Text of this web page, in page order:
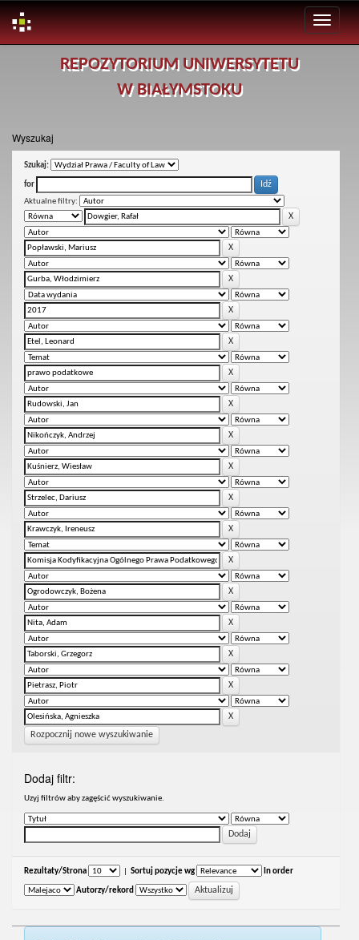
REPOZYTORIUM UNIWERSYTETU
W BIAŁYMSTOKU
Wyszukaj
Szukaj:
for
Aktualne filtry:
Rozpocznij nowe wyszukiwanie
Dodaj filtr:
Uzyj filtrów aby zagęścić wyszukiwanie.
Rezultaty/Strona Sortuj pozycje wg In order
Autorzy/rekord